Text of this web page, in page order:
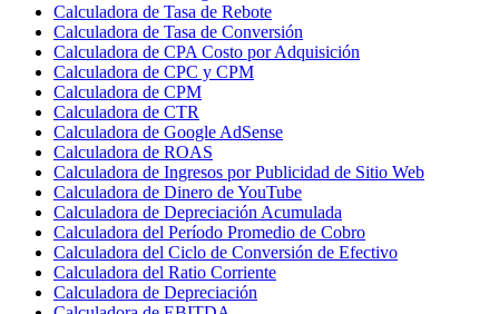
Calculadora de Tasa de Rebote
Calculadora de Tasa de Conversión
Calculadora de CPA Costo por Adquisición
Calculadora de CPC y CPM
Calculadora de CPM
Calculadora de CTR
Calculadora de Google AdSense
Calculadora de ROAS
Calculadora de Ingresos por Publicidad de Sitio Web
Calculadora de Dinero de YouTube
Calculadora de Depreciación Acumulada
Calculadora del Período Promedio de Cobro
Calculadora del Ciclo de Conversión de Efectivo
Calculadora del Ratio Corriente
Calculadora de Depreciación